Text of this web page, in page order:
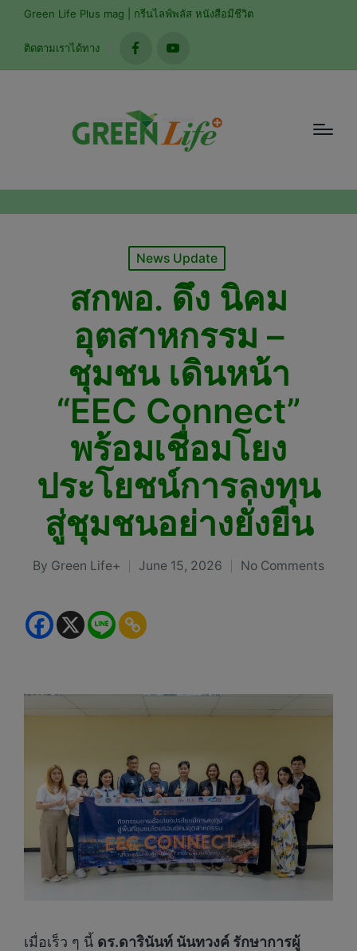
Green Life Plus mag | กรีนไลฟ์พลัส หนังสือมีชีวิต
ติดตามเราได้ทาง
facebookyoutube
Posted
News Update
สกพอ. ดึง นิคม
อุตสาหกรรม –
ชุมชน เดินหน้า
“EEC Connect”
พร้อมเชื่อมโยง
ประโยชน์การลงทุน
สู่ชุมชนอย่างยั่งยืน
Posted
By Green Life+ June 15, 2026 No Comments
เมื่อเร็ว ๆ นี้ ดร.ดารินันท์ นันทวงค์ รักษาการผู้
modal-check